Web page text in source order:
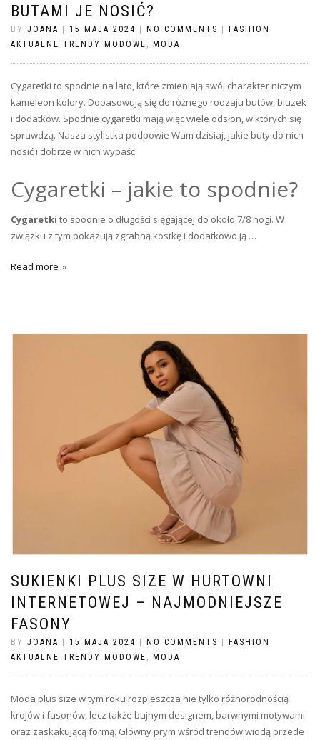
BUTAMI JE NOSIĆ?
BY JOANA 15 MAJA 2024 NO COMMENTS
FASHION
AKTUALNE TRENDY MODOWE , MODA
Cygaretki to spodnie na lato, które zmieniają swój charakter niczym
kameleon kolory. Dopasowują się do różnego rodzaju butów, bluzek
i dodatków. Spodnie cygaretki mają więc wiele odsłon, w których się
sprawdzą. Nasza stylistka podpowie Wam dzisiaj, jakie buty do nich
nosić i dobrze w nich wypaść.
Cygaretki – jakie to spodnie?
Cygaretki to spodnie o długości sięgającej do około 7/8 nogi. W
związku z tym pokazują zgrabną kostkę i dodatkowo ją …
Read more
SUKIENKI PLUS SIZE W HURTOWNI
INTERNETOWEJ – NAJMODNIEJSZE
FASONY
BY JOANA | 15 MAJA 2024 | NO COMMENTS | FASHION
AKTUALNE TRENDY MODOWE
MODA
Moda plus size w tym roku rozpieszcza nie tylko różnorodnością
krojów i fasonów, lecz także bujnym designem, barwnymi motywami
oraz zaskakującą formą. Główny prym wśród trendów wiodą przede